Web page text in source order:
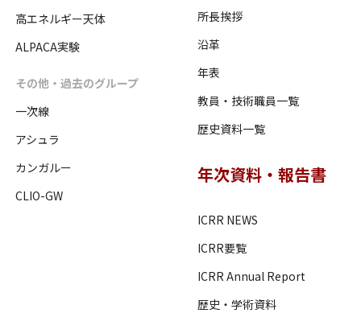
高エネルギー天体
ALPACA実験
その他・過去のグループ
一次線
アシュラ
カンガルー
CLIO-GW
所長挨拶
沿革
年表
教員・技術職員一覧
歴史資料一覧
年次資料・報告書
ICRR NEWS
ICRR要覧
ICRR Annual Report
歴史・学術資料